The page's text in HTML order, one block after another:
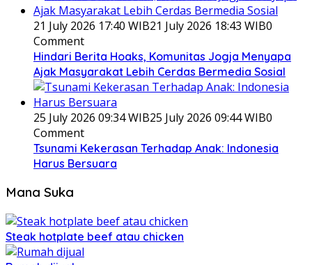
21 July 2026 17:40 WIB21 July 2026 18:43 WIB0
Comment
Hindari Berita Hoaks, Komunitas Jogja Menyapa
Ajak Masyarakat Lebih Cerdas Bermedia Sosial
25 July 2026 09:34 WIB25 July 2026 09:44 WIB0
Comment
Tsunami Kekerasan Terhadap Anak: Indonesia
Harus Bersuara
Mana Suka
Steak hotplate beef atau chicken